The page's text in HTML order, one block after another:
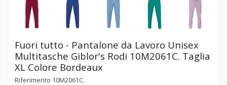
Fuori tutto - Pantalone da Lavoro Unisex
Multitasche Giblor's Rodi 10M2061C. Taglia
XL Colore Bordeaux
Riferimento 10M2061C.